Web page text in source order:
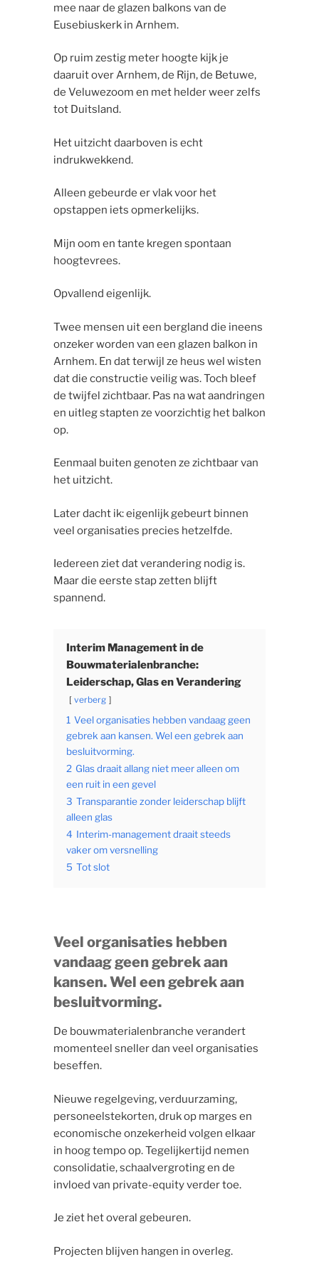
mee naar de glazen balkons van de
Eusebiuskerk in Arnhem.
Op ruim zestig meter hoogte kijk je
daaruit over Arnhem, de Rijn, de Betuwe,
de Veluwezoom en met helder weer zelfs
tot Duitsland.
Het uitzicht daarboven is echt
indrukwekkend.
Alleen gebeurde er vlak voor het
opstappen iets opmerkelijks.
Mijn oom en tante kregen spontaan
hoogtevrees.
Opvallend eigenlijk.
Twee mensen uit een bergland die ineens
onzeker worden van een glazen balkon in
Arnhem. En dat terwijl ze heus wel wisten
dat die constructie veilig was. Toch bleef
de twijfel zichtbaar. Pas na wat aandringen
en uitleg stapten ze voorzichtig het balkon
op.
Eenmaal buiten genoten ze zichtbaar van
het uitzicht.
Later dacht ik: eigenlijk gebeurt binnen
veel organisaties precies hetzelfde.
Iedereen ziet dat verandering nodig is.
Maar die eerste stap zetten blijft
spannend.
Interim Management in de
Bouwmaterialenbranche:
Leiderschap, Glas en Verandering
verberg
1 Veel organisaties hebben vandaag geen
gebrek aan kansen. Wel een gebrek aan
besluitvorming.
2 Glas draait allang niet meer alleen om
een ruit in een gevel
3 Transparantie zonder leiderschap blijft
alleen glas
4 Interim-management draait steeds
vaker om versnelling
5 Tot slot
Veel organisaties hebben
vandaag geen gebrek aan
kansen. Wel een gebrek aan
besluitvorming.
De bouwmaterialenbranche verandert
momenteel sneller dan veel organisaties
beseffen.
Nieuwe regelgeving, verduurzaming,
personeelstekorten, druk op marges en
economische onzekerheid volgen elkaar
in hoog tempo op. Tegelijkertijd nemen
consolidatie, schaalvergroting en de
invloed van private-equity verder toe.
Je ziet het overal gebeuren.
Projecten blijven hangen in overleg.